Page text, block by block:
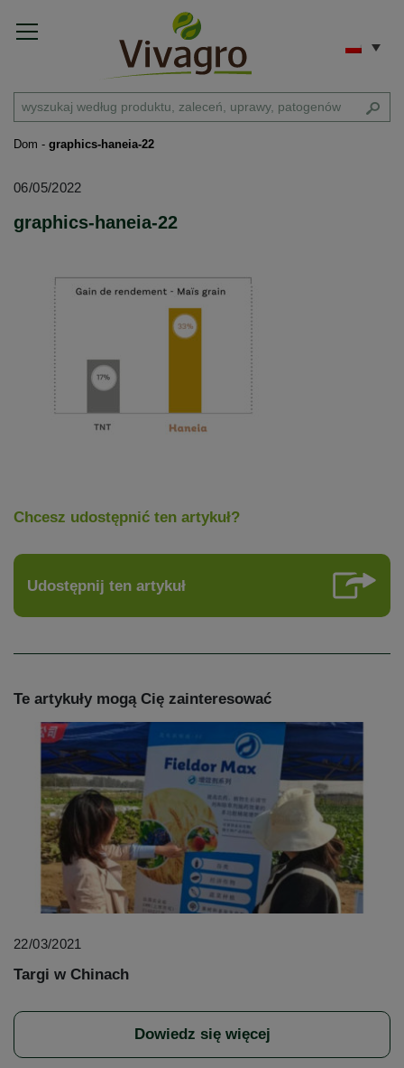
Dom - graphics-haneia-22
06/05/2022
graphics-haneia-22
Chcesz udostępnić ten artykuł?
Udostępnij ten artykuł
Te artykuły mogą Cię zainteresować
22/03/2021
Targi w Chinach
Dowiedz się więcej